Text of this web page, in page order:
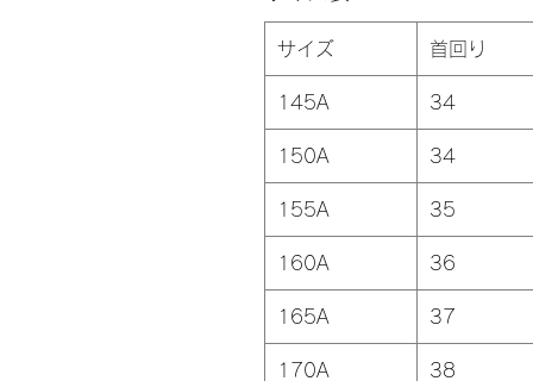
サイズ 首回り
145A 34
150A 34
155A 35
160A 36
165A 37
170A 38